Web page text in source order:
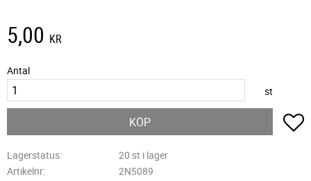
5,00 KR
Antal
st
KÖP
Lagerstatus
20 st i lager
Artikelnr
2N5089